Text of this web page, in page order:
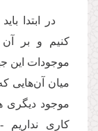
در ابتدا
کنیم و بر آن
موجودات این
میان آن‌هایی
موجود دیگری
کاری نداریم